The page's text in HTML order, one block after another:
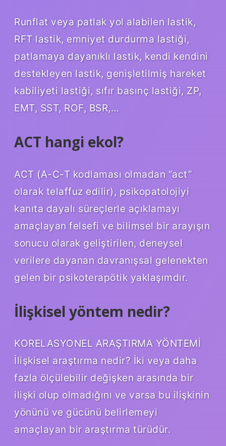
Runflat veya patlak yol alabilen lastik,
RFT lastik, emniyet durdurma lastiği,
patlamaya dayanıklı lastik, kendi kendini
destekleyen lastik, genişletilmiş hareket
kabiliyeti lastiği, sıfır basınç lastiği, ZP,
EMT, SST, ROF, BSR,…
ACT hangi ekol?
ACT (A-C-T kodlaması olmadan “act”
olarak telaffuz edilir), psikopatolojiyi
kanıta dayalı süreçlerle açıklamayı
amaçlayan felsefi ve bilimsel bir arayışın
sonucu olarak geliştirilen, deneysel
verilere dayanan davranışsal gelenekten
gelen bir psikoterapötik yaklaşımdır.
İlişkisel yöntem nedir?
KORELASYONEL ARAŞTIRMA YÖNTEMİ
İlişkisel araştırma nedir? İki veya daha
fazla ölçülebilir değişken arasında bir
ilişki olup olmadığını ve varsa bu ilişkinin
yönünü ve gücünü belirlemeyi
amaçlayan bir araştırma türüdür.